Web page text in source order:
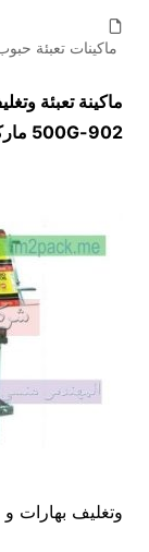
ماكينات تعبئة
ماكينة تعبئة
902-500G
وتغليف بهارات و